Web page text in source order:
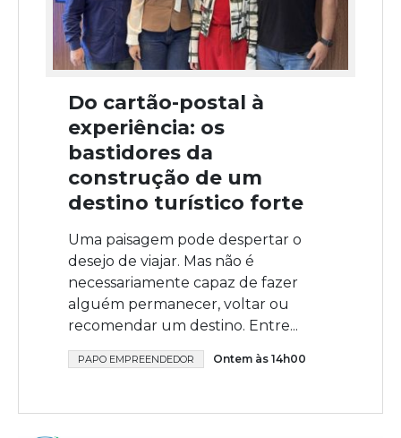
Do cartão-postal à
experiência: os
bastidores da
construção de um
destino turístico forte
Uma paisagem pode despertar o
desejo de viajar. Mas não é
necessariamente capaz de fazer
alguém permanecer, voltar ou
recomendar um destino. Entre...
PAPO EMPREENDEDOR Ontem às 14h00